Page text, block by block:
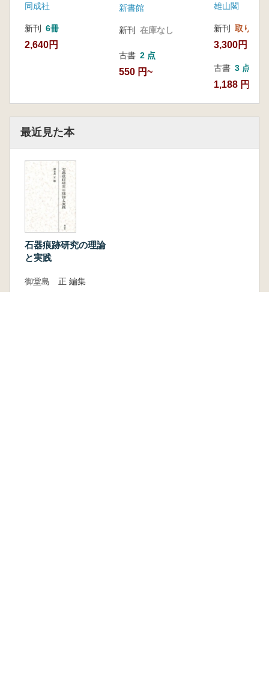
同成社
新刊 6冊
2,640円
新書館
新刊 在庫なし
古書 2 点
550 円~
雄山閣
新刊 取り寄せ
3,300円
古書 3 点
1,188 円~
最近見た本
石器痕跡研究の理論
と実践
御堂島 正 編集